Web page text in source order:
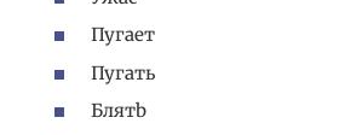
Пугает
Пугать
Блятb